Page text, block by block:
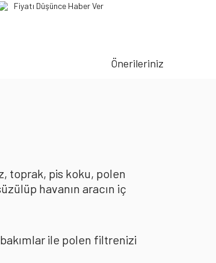
Fiyatı Düşünce Haber Ver
Önerileriniz
toprak, pis koku, polen
havanın aracın iç
ile polen filtrenizi